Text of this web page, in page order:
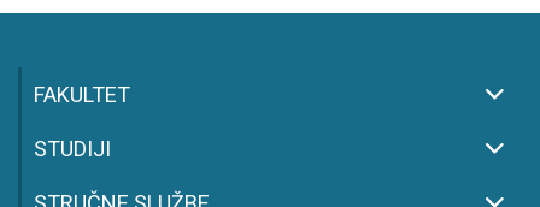
FAKULTET
STUDIJI